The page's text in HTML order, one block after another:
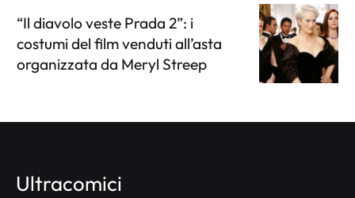
“Il diavolo veste Prada 2”: i
costumi del film venduti all’asta
organizzata da Meryl Streep
Ultracomici